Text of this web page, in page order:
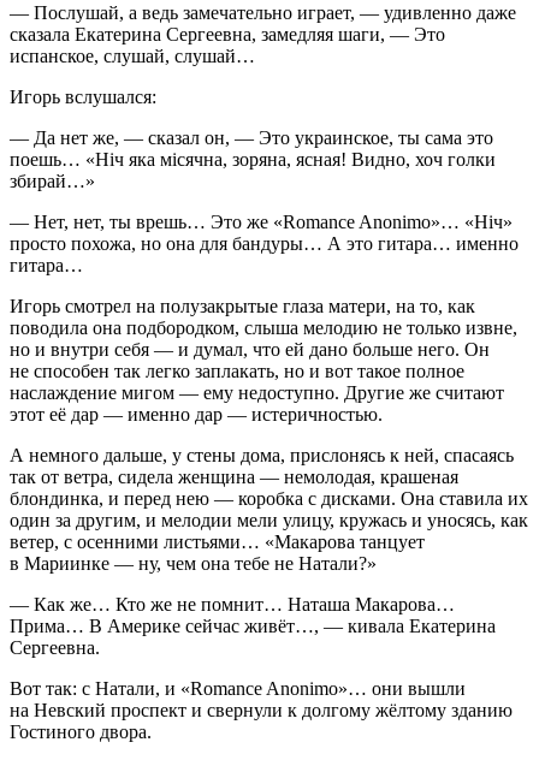
— Послушай, а ведь замечательно играет, — удивленно даже
сказала Екатерина Сергеевна, замедляя шаги, — Это
испанское, слушай, слушай…
Игорь вслушался:
— Да нет же, — сказал он, — Это украинское, ты сама это
поешь… «Нiч яка мiсячна, зоряна, ясная! Видно, хоч голки
збирай…»
— Нет, нет, ты врешь… Это же «Romance Anonimo»… «Нiч»
просто похожа, но она для бандуры… А это гитара… именно
гитара…
Игорь смотрел на полузакрытые глаза матери, на то, как
поводила она подбородком, слыша мелодию не только извне,
но и внутри себя — и думал, что ей дано больше него. Он
не способен так легко заплакать, но и вот такое полное
наслаждение мигом — ему недоступно. Другие же считают
этот её дар — именно дар — истеричностью.
А немного дальше, у стены дома, прислонясь к ней, спасаясь
так от ветра, сидела женщина — немолодая, крашеная
блондинка, и перед нею — коробка с дисками. Она ставила их
один за другим, и мелодии мели улицу, кружась и уносясь, как
ветер, с осенними листьями… «Макарова танцует
в Мариинке — ну, чем она тебе не Натали?»
— Как же… Кто же не помнит… Наташа Макарова…
Прима… В Америке сейчас живёт…, — кивала Екатерина
Сергеевна.
Вот так: с Натали, и «Romance Anonimo»… они вышли
на Невский проспект и свернули к долгому жёлтому зданию
Гостиного двора.